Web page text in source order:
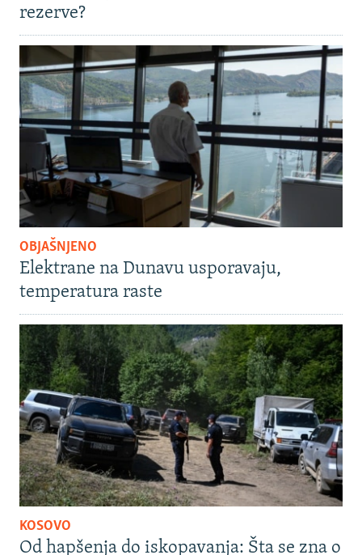
rezerve?
OBJAŠNJENO
Elektrane na Dunavu usporavaju,
temperatura raste
KOSOVO
Od hapšenja do iskopavanja: Šta se zna o